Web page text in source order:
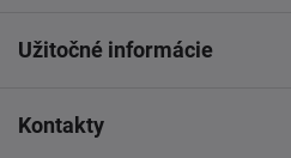
Užitočné informácie
Kontakty